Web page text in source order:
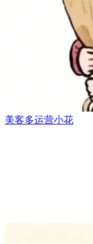
美客多运营小花